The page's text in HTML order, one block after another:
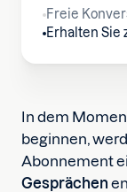
Freie
Erhalten Sie
In dem
beginnen,
Abonnement
Gesprächen